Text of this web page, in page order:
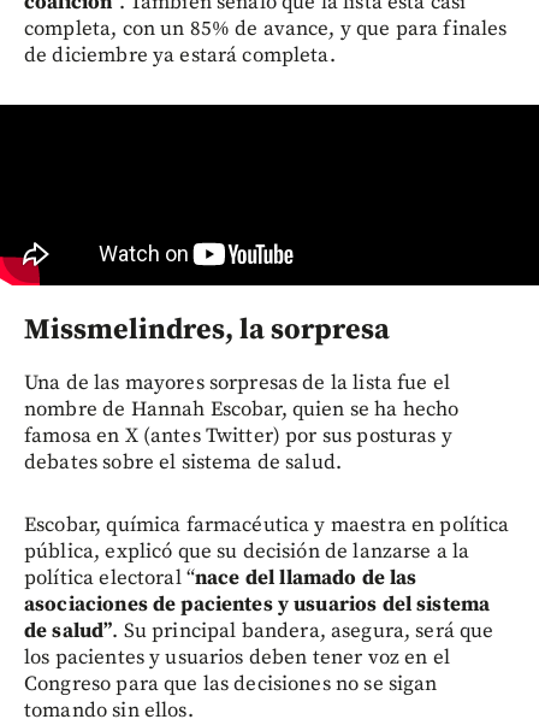
completa, con un 85% de avance, y que para finales
de diciembre ya estará completa.
Missmelindres, la sorpresa
Una de las mayores sorpresas de la lista fue el
nombre de Hannah Escobar, quien se ha hecho
famosa en X (antes Twitter) por sus posturas y
debates sobre el sistema de salud.
Escobar, química farmacéutica y maestra en política
pública, explicó que su decisión de lanzarse a la
política electoral “nace del llamado de las
asociaciones de pacientes y usuarios del sistema
de salud”. Su principal bandera, asegura, será que
los pacientes y usuarios deben tener voz en el
Congreso para que las decisiones no se sigan
tomando sin ellos.